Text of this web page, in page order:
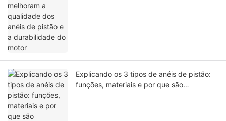
Explicando os 3 tipos de anéis de pistão:
funções, materiais e por que são